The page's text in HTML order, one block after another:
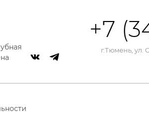
+7
г.Тюмень, ул.